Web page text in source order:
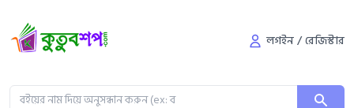
লগইন/রেজিস্টার